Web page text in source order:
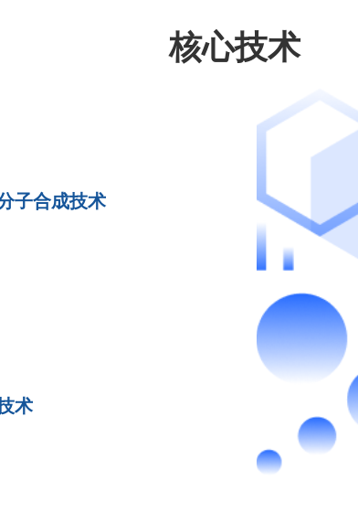
核心技术
子合成技术
术